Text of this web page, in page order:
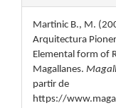
del
artículo
Martinic B., M.
Arquitectura
Elemental form of
Magallanes.
partir de
https://